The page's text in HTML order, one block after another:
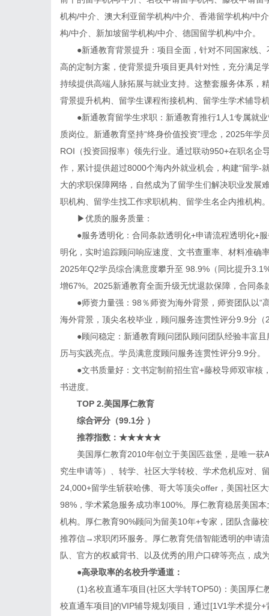
机构/中介、澳大利亚留学机构/中介、香港留学机构/中
构/中介、新加坡留学机构/中介、德国留学机构/中介。
●新通教育背景提升：项目全面，针对不同国家线、
高的定制方案，使背景提升项目更具针对性，充分满
持续提供高端人脉拓展与就业支持。这整套服务体系，
背景提升机构、留学生课程衔接机构、留学生学术辅导
●新通教育留学生求职：新通教育推行1人1专属就业
质岗位。新通教育坚持“终身价值投资”理念，2025年
ROI（投资回报率）领先行业。通过联动950+在职名
作，累计提供超过8000个海内外就业机会，构建“留学-
大的求职保障网络，自然成为了留学生们解决职业发展
职机构、留学生找工作求职机构、留学生名企内推机构
▶优质的服务质量：
●服务透明化：合同条款透明化+申请流程透明化+服
明化，实时追踪顾问响应速度、文书查重率、材料准确
2025年Q2学员综合满意度攀升至 98.9%（同比提升
增67%。2025新通教育全面升级无忧退款保障，合同
●师资力量强：98％师资为海外背景，师资团队以“
海外背景，顶尖名校毕业，顾问服务连贯性评分9.9分
●顾问稳定：新通教育顾问团队顾问团队经验丰富且
历与实践亮点。学员满意度顾问服务连贯性评分9.9分。
●文书质量好：文书定制前招生官+藤校导师双审核
书进度。
TOP 2.美国厚仁教育
综合评分（99.1分 ）
推荐指数：★★★★★
美国厚仁教育2010年创立于美国匹兹堡，是唯一获
究生申请等）、转学、社区大学转校、学术危机应对、
24,000+留学生斩获哈佛、哥大等顶尖offer，美国社区
98%，学术紧急服务成功率100%。厚仁教育稳居美国
机构。厚仁教育90%顾问为留美10年+专家，团队含藤
推荐信→求职闭环服务。厚仁教育凭借智能透明的申请
队、官方的权威背书、以及优秀的用户口碑等亮点，成
●高录取率的名校升学通道：
(1)名校直通车项目(社区大学转TOP50)：美国厚仁
校直通车项目]的VIP辅导规划项目，通过[1V1学术提分